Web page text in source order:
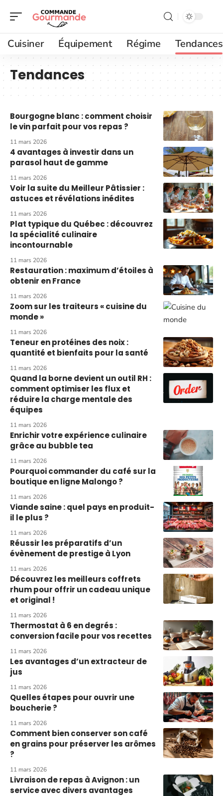
Cuisiner Équipement Régime Tendances
Tendances
Bourgogne blanc : comment choisir
le vin parfait pour vos repas ?
11 mars 2026
4 avantages à investir dans un
parasol haut de gamme
11 mars 2026
Voir la suite du Meilleur Pâtissier :
astuces et révélations inédites
11 mars 2026
Plat typique du Québec : découvrez
la spécialité culinaire
incontournable
11 mars 2026
Restauration : maximum d’étoiles à
obtenir en France
11 mars 2026
Zoom sur les traiteurs « cuisine du
monde »
11 mars 2026
Teneur en protéines des noix :
quantité et bienfaits pour la santé
11 mars 2026
Quand la borne devient un outil RH :
comment optimiser les flux et
réduire la charge mentale des
équipes
11 mars 2026
Enrichir votre expérience culinaire
grâce au bubble tea
11 mars 2026
Pourquoi commander du café sur la
boutique en ligne Malongo ?
11 mars 2026
Viande saine : quel pays en produit-
il le plus ?
11 mars 2026
Réussir les préparatifs d’un
évènement de prestige à Lyon
11 mars 2026
Découvrez les meilleurs coffrets
rhum pour offrir un cadeau unique
et original !
11 mars 2026
Thermostat à 6 en degrés :
conversion facile pour vos recettes
11 mars 2026
Les avantages d’un extracteur de
jus
11 mars 2026
Quelles étapes pour ouvrir une
boucherie ?
11 mars 2026
Comment bien conserver son café
en grains pour préserver les arômes
?
11 mars 2026
Livraison de repas à Avignon : un
service avec divers avantages